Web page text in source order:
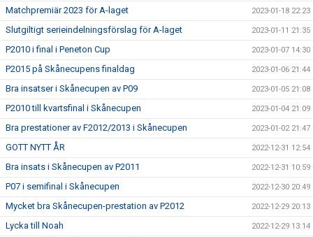
Matchpremiär 2023 för A-laget 2023-01-18 22:23
Slutgiltigt serieindelningsförslag för A-laget 2023-01-11 21:35
P2010 i final i Peneton Cup 2023-01-07 14:30
P2015 på Skånecupens finaldag 2023-01-06 21:44
Bra insatser i Skånecupen av P09 2023-01-05 21:08
P2010 till kvartsfinal i Skånecupen 2023-01-04 21:09
Bra prestationer av F2012/2013 i Skånecupen 2023-01-02 21:47
GOTT NYTT ÅR 2022-12-31 12:54
Bra insats i Skånecupen av P2011 2022-12-31 10:59
P07 i semifinal i Skånecupen 2022-12-30 20:49
Mycket bra Skånecupen-prestation av P2012 2022-12-29 20:13
Lycka till Noah 2022-12-29 13:14